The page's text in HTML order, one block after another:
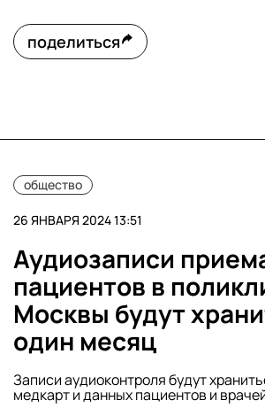
поделиться
общество
26 ЯНВАРЯ 2024 13:51
Аудиозаписи
пациентов в
Москвы будут
один месяц
Записи аудиоконтроля будут
медкарт и данных пациентов и